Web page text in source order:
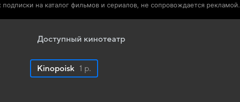
на каталог фильмов и сериалов, не сопровождается рекламой.
Доступный кинотеатр
Kinopoisk 1 р.